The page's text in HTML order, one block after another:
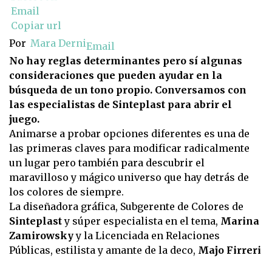
Email
Copiar url
Por Mara DerniEmail
No hay reglas determinantes pero sí algunas
consideraciones que pueden ayudar en la
búsqueda de un tono propio. Conversamos con
las especialistas de Sinteplast para abrir el
juego.
Animarse a probar opciones diferentes es una de
las primeras claves para modificar radicalmente
un lugar pero también para descubrir el
maravilloso y mágico universo que hay detrás de
los colores de siempre.
La diseñadora gráfica, Subgerente de Colores de
Sinteplasty súper especialista en el tema, Marina
Zamirowskyy la Licenciada en Relaciones
Públicas, estilista y amante de la deco, Majo Firreri